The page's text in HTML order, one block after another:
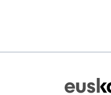
Fundazioa